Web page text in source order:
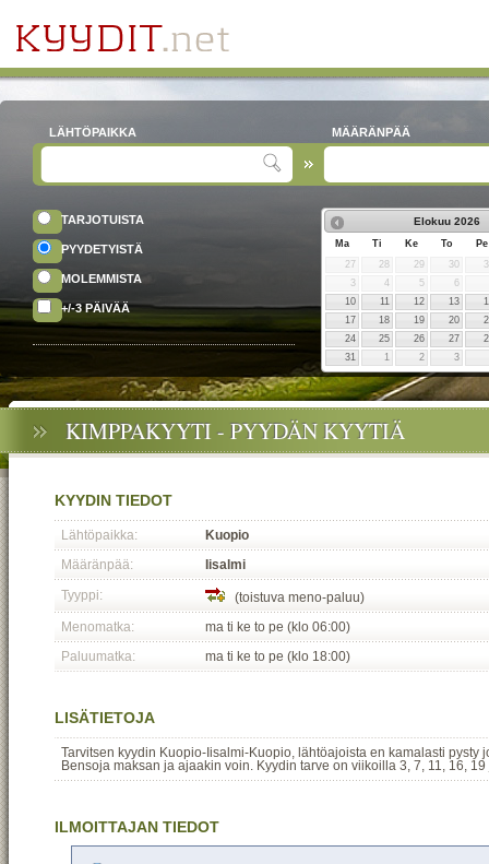
LÄHTÖPAIKKA MÄÄRÄNPÄÄ
TARJOTUISTA
PYYDETYISTÄ
MOLEMMISTA
+/-3 PÄIVÄÄ
Elokuu 2026
Ma Ti Ke To
Pe
27
28 29 30
3
4 5
6
10
11 12 13
17
18 19 20
24
25 26 27
31
1 2 3
KIMPPAKYYTI - PYYDÄN KYYTIÄ
KYYDIN TIEDOT
Lähtöpaikka:
Kuopio
Määränpää:
Iisalmi
Tyyppi:
(toistuva meno-paluu)
Menomatka:
ma ti ke to pe (klo 06:00)
Paluumatka:
ma ti ke to pe (klo 18:00)
LISÄTIETOJA
Tarvitsen kyydin Kuopio-Iisalmi-Kuopio, lähtöajoista en kamalasti pysty
Bensoja maksan ja ajaakin voin. Kyydin tarve on viikoilla 3, 7, 11, 16, 19
ILMOITTAJAN TIEDOT